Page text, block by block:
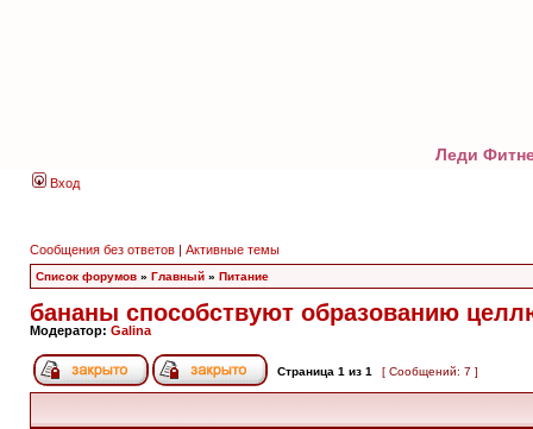
Леди
Вход
Сообщения без ответов | Активные темы
Список форумов » Главный » Питание
бананы способствуют образованию
Модератор: Galina
Страница 1 из 1 [ Сообщений: 7 ]